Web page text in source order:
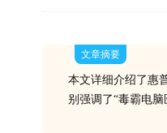
文章摘要
本文详细介绍了惠
别强调了“毒霸电脑